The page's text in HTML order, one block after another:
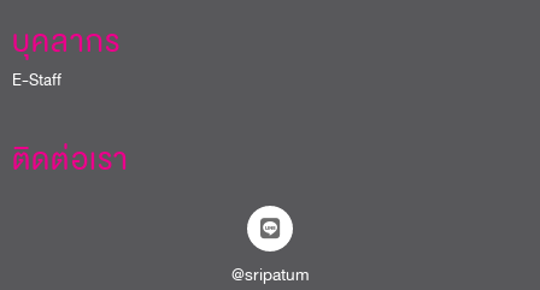
บุคลากร
E-Staff
ติดต่อเรา
@sripatum